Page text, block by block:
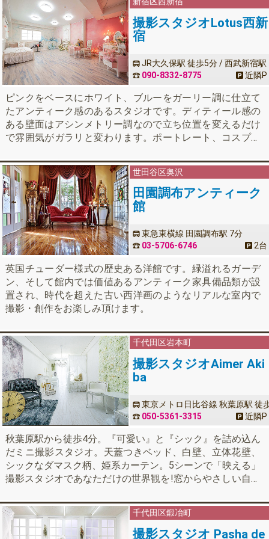
窓側に第一京浜。、後ろ側に京急線が走っているため交通
音は入ります。繊細な同録には向きません。撮影スタジオLotus西新
宿
JR大久保駅 徒歩5分 / 西武新宿駅
徒歩5分 / JR新宿駅 徒歩8分近隣P
090-8332-8775
ピンクをベースにホワイト、ブルーをガーリー調に仕立て
たアンティーク感のあるスタジオです。ディティール感の
ある壁面はアシンメトリー調なので立ち位置を変えるだけ
で雰囲気がガラリと変わります。ポートレート、コスプレ
があります。メイクルーム完備。施設目の前に大型駐車場
のある24時間営業スタジオです。世田谷区奥沢
田園調布アンティーク
館
東急東横線 田園調布駅 7分
2台
03-5706-6746
英国チューダー様式の歴史ある洋館です。緑溢れるガーデ
ン、そして館内では価値あるアンティーク家具備品類が設
置され、時代を超えた古い西洋画のようなリアルな室内で
撮影・創作をお楽しみ頂けます。
千代田区岩本町
撮影スタジオAimer Aki
ba
東京メトロ日比谷線 秋葉原駅 徒
4分 / 都営新宿線 岩本町駅 徒歩2
近隣P
050-5361-3315
秋葉原駅から徒歩4分。『可愛い』と『シック』を詰め込ん
だミニ撮影スタジオ。天蓋つきベッド、白壁、立体花壁、
シックなダマスク柄、姫系カーテン。5シーンで「映える」
撮影スタジオであなただけの世界観を!窓からやさしい自然
途にご利用いただけます。
千代田区鍛冶町
撮影スタジオ Pasha de